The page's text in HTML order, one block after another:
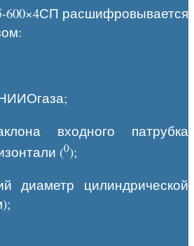
600×4СП расшифровывается
входного патрубка
(0);
диаметр цилиндрической